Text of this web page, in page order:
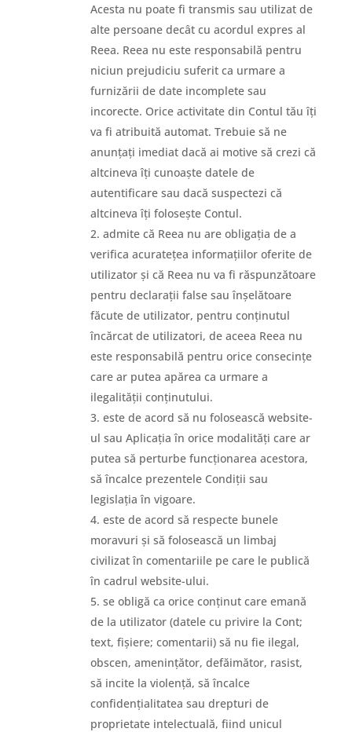
Acesta nu poate fi transmis sau utilizat de
alte persoane decât cu acordul expres al
Reea. Reea nu este responsabilă pentru
niciun prejudiciu suferit ca urmare a
furnizării de date incomplete sau
incorecte. Orice activitate din Contul tău îți
va fi atribuită automat. Trebuie să ne
anunțați imediat dacă ai motive să crezi că
altcineva îți cunoaște datele de
autentificare sau dacă suspectezi că
altcineva îți folosește Contul.
admite că Reea nu are obligația de a
verifica acuratețea informațiilor oferite de
utilizator și că Reea nu va fi răspunzătoare
pentru declarații false sau înșelătoare
făcute de utilizator, pentru conținutul
încărcat de utilizatori, de aceea Reea nu
este responsabilă pentru orice consecințe
care ar putea apărea ca urmare a
ilegalității conținutului.
este de acord să nu folosească website-
ul sau Aplicația în orice modalități care ar
putea să perturbe funcționarea acestora,
să încalce prezentele Condiții sau
legislația în vigoare.
este de acord să respecte bunele
moravuri și să folosească un limbaj
civilizat în comentariile pe care le publică
în cadrul website-ului.
se obligă ca orice conținut care emană
de la utilizator (datele cu privire la Cont;
text, fișiere; comentarii) să nu fie ilegal,
obscen, amenințător, defăimător, rasist,
să incite la violență, să încalce
confidențialitatea sau drepturi de
proprietate intelectuală, fiind unicul